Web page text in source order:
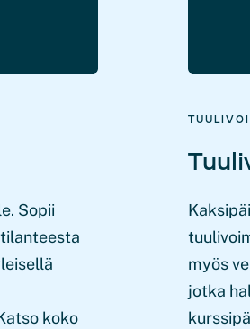
Sopii
koko
myös
jotka